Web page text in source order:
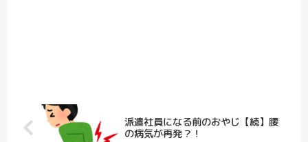
派遣社員になる前のおやじ【続】腰
の病気が再発？！